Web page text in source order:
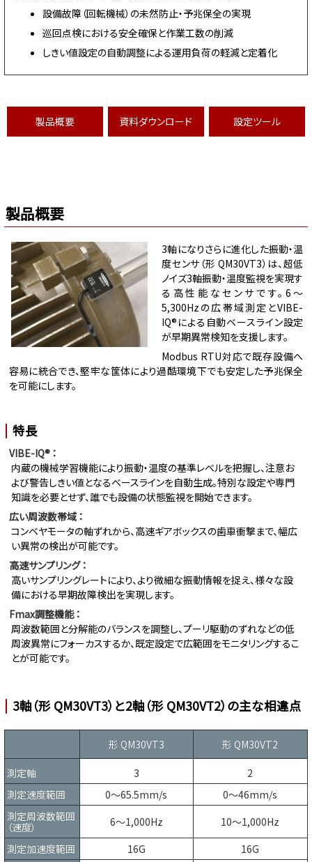
設備故障（回転機械）の未然防止・予兆保全の実現
巡回点検における安全確保と作業工数の削減
しきい値設定の自動調整による運用負荷の軽減と定着化
製品概要 資料ダウンロード 設定ツール
製品概要
3軸になりさらに進化した振動・温
度センサ（形 QM30VT3）は、超低
ノイズ3軸振動・温度監視を実現す
る高性能なセンサです。6〜
5,300Hzの広帯域測定とVIBE-
IQ®による自動ベースライン設定
が早期異常検知を支援します。
Modbus RTU対応で既存設備へ
容易に統合でき、堅牢な筐体により過酷環境下でも安定した予兆保全
を可能にします。
特長
VIBE-IQ® ：
内蔵の機械学習機能により振動・温度の基準レベルを把握し、注意お
よび警告しきい値となるベースラインを自動生成。特別な設定や専門
知識を必要とせず、誰でも設備の状態監視を開始できます。
広い周波数帯域 ：
コンベヤモータの軸ずれから、高速ギアボックスの歯車衝撃まで、幅広
い異常の検出が可能です。
高速サンプリング ：
高いサンプリングレートにより、より微細な振動情報を捉え、様々な設
備における早期故障検出を実現します。
Fmax調整機能 ：
周波数範囲と分解能のバランスを調整し、プーリ駆動のずれなどの低
周波異常にフォーカスするか、既定設定で広範囲をモニタリングするこ
とが可能です。
3軸（形 QM30VT3）と2軸（形 QM30VT2）の主な相違点
形 QM30VT3 形 QM30VT2
測定軸 3
2
測定速度範囲
0～65.5mm/s
0～46mm/s
測定周波数範囲
（速度）
6～1,000Hz
10～1,000Hz
測定加速度範囲
16G
16G